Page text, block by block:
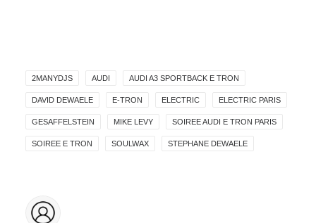
2MANYDJS AUDI AUDI A3 SPORTBACK E TRON
DAVID DEWAELE E-TRON ELECTRIC ELECTRIC PARIS
GESAFFELSTEIN MIKE LEVY SOIREE AUDI E TRON PARIS
SOIREE E TRON SOULWAX STEPHANE DEWAELE